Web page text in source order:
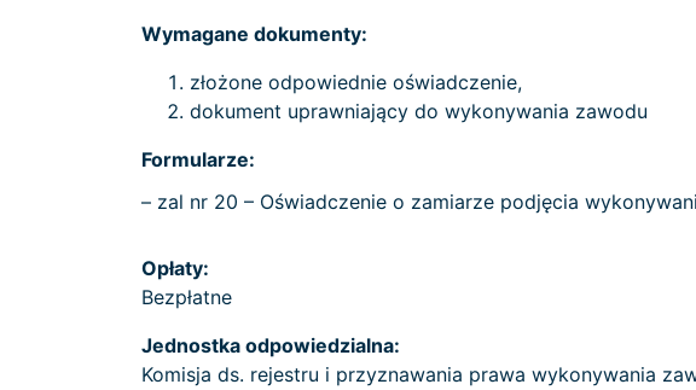
Wymagane dokumenty:
złożone odpowiednie oświadczenie,
dokument uprawniający do wykonywania zawodu
Formularze:
– zal nr 20 – Oświadczenie o zamiarze podjęcia
Opłaty:
Bezpłatne
Jednostka odpowiedzialna:
Komisja ds. rejestru i przyznawania prawa wykonywania